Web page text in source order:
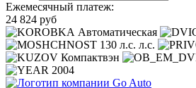
Ежемесячный платеж:
24 824 руб
Автоматическая
130 л.с. л.с.
Компактвэн
2004